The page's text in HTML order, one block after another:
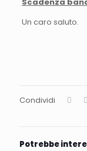
Un caro saluto.
Condividi
Potrebbe